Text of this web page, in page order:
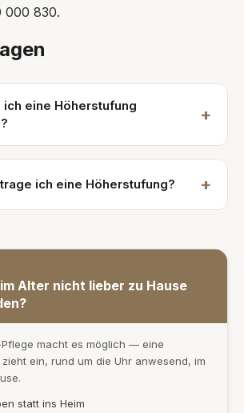
000 830.
ich eine Höherstufung
+
ich eine Höherstufung? +
Alter nicht lieber zu Hause
macht es möglich — eine
ein, rund um die Uhr anwesend, im
statt ins Heim